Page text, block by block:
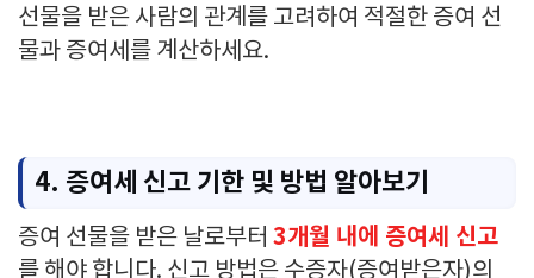
선물을 받은 사람의 관계를 고려하여 적절한 증여 선
물과 증여세를 계산하세요.
4. 증여세 신고 기한 및 방법 알아보기
증여 선물을 받은 날로부터 3개월 내에 증여세 신고
를 해야 합니다. 신고 방법은 수증자(증여받은자)의